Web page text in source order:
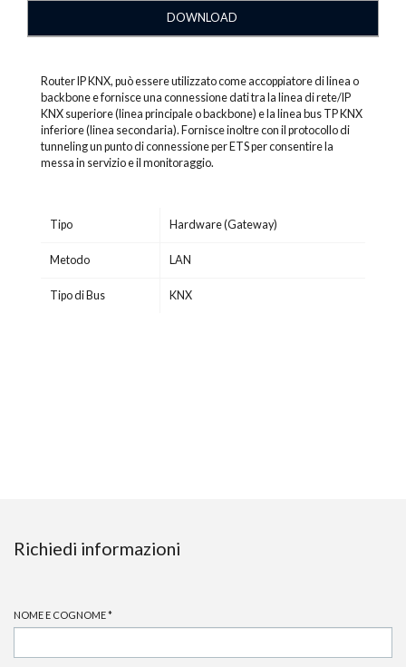
DOWNLOAD
Router IP KNX, può essere utilizzato come accoppiatore di linea o
backbone e fornisce una connessione dati tra la linea di rete/IP
KNX superiore (linea principale o backbone) e la linea bus TP KNX
inferiore (linea secondaria). Fornisce inoltre con il protocollo di
tunneling un punto di connessione per ETS per consentire la
messa in servizio e il monitoraggio.
Tipo Hardware (Gateway)
Metodo LAN
Tipo di Bus KNX
Richiedi informazioni
NOME E COGNOME*